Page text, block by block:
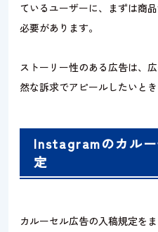
ているユーザーに、まずは商
必要があります。
ストーリー性のある広告は、
然な訴求でアピールしたいとき
Instagramのカル
定
カルーセル広告の入稿規定をま